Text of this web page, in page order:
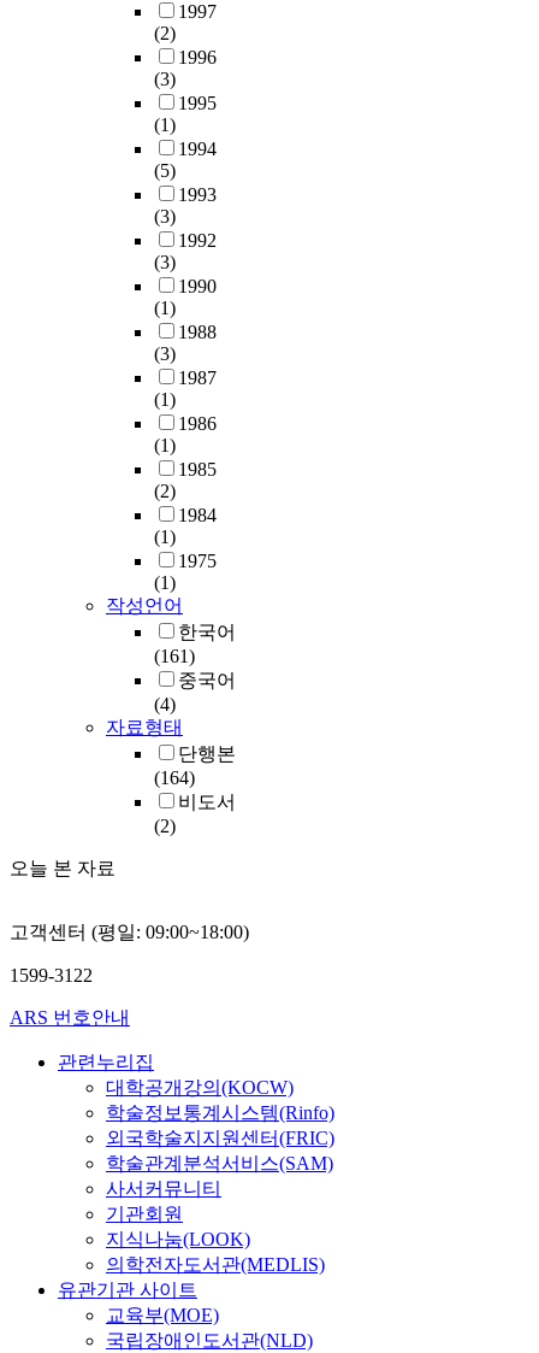
1997
(2)
1996
(3)
1995
(1)
1994
(5)
1993
(3)
1992
(3)
1990
(1)
1988
(3)
1987
(1)
1986
(1)
1985
(2)
1984
(1)
1975
(1)
작성언어
한국어
(161)
중국어
(4)
자료형태
단행본
(164)
비도서
(2)
오늘 본 자료
고객센터 (평일: 09:00~18:00)
1599-3122
ARS 번호안내
관련누리집
대학공개강의(KOCW)
학술정보통계시스템(Rinfo)
외국학술지지원센터(FRIC)
학술관계분석서비스(SAM)
사서커뮤니티
기관회원
지식나눔(LOOK)
의학전자도서관(MEDLIS)
유관기관 사이트
교육부(MOE)
국립장애인도서관(NLD)